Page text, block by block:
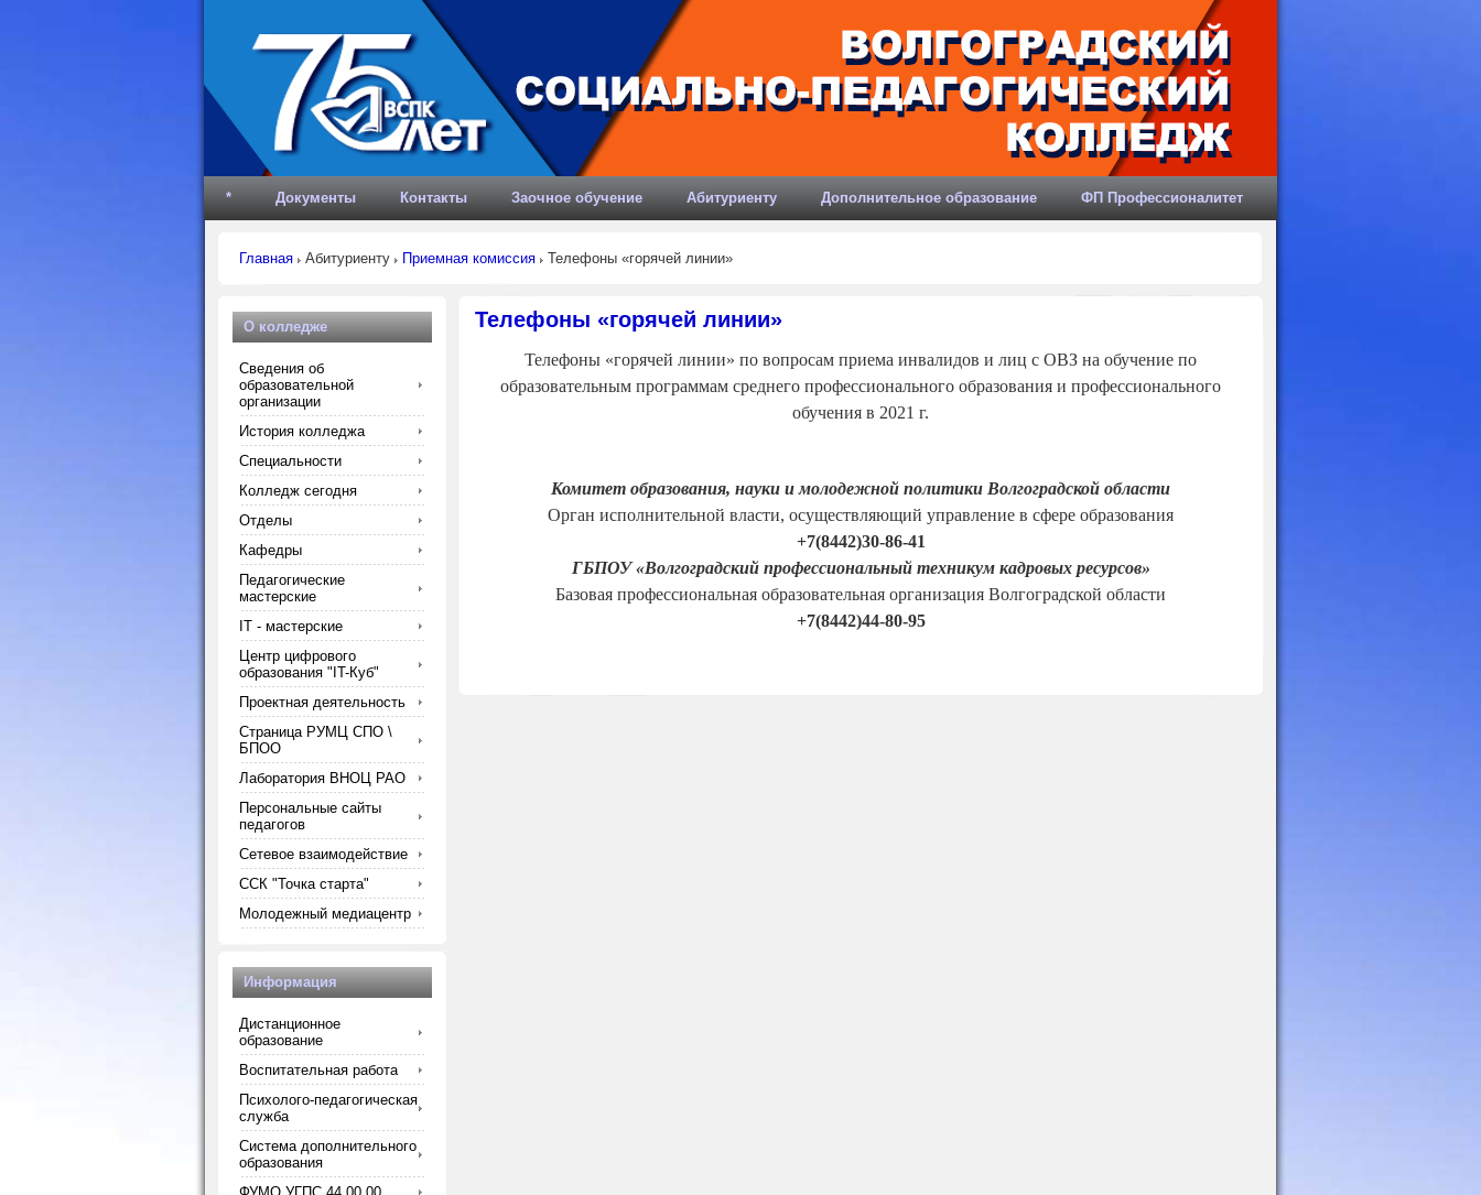
* Документы Контакты Заочное обучение Абитуриенту Дополнительное образование ФП Профессионалитет
Главная Абитуриенту Приемная комиссия Телефоны «горячей линии»
Телефоны «горячей линии»
Телефоны «горячей линии» по вопросам приема инвалидов и лиц с ОВЗ на обучение по
образовательным программам среднего профессионального образования и профессионального
обучения в 2021 г.
Комитет образования, науки и молодежной политики Волгоградской области
Орган исполнительной власти, осуществляющий управление в сфере образования
+7(8442)30-86-41
ГБПОУ «Волгоградский профессиональный техникум кадровых ресурсов»
Базовая профессиональная образовательная организация Волгоградской области
+7(8442)44-80-95
О колледже
Сведения об
образовательной
организации
История колледжа
Специальности
Колледж сегодня
Отделы
Кафедры
Педагогические
мастерские
IT - мастерские
Центр цифрового
образования "IT-Куб"
Проектная деятельность
Страница РУМЦ СПО \
БПОО
Лаборатория ВНОЦ РАО
Персональные сайты
педагогов
Сетевое взаимодействие
ССК "Точка старта"
Молодежный медиацентр
Информация
Дистанционное
образование
Воспитательная работа
Психолого-педагогическая
служба
Система дополнительного
образования